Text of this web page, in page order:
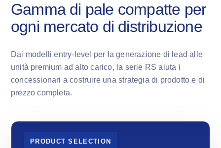
Gamma di pale compatte per
ogni mercato di distribuzione
Dai modelli entry-level per la generazione di lead alle
unità premium ad alto carico, la serie RS aiuta i
concessionari a costruire una strategia di prodotto e di
prezzo completa.
PRODUCT SELECTION